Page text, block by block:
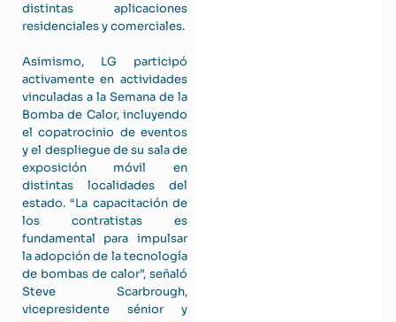
distintas aplicaciones
residenciales y comerciales.
Asimismo, LG participó
activamente en actividades
vinculadas a la Semana de la
Bomba de Calor, incluyendo
el copatrocinio de eventos
y el despliegue de su sala de
exposición móvil en
distintas localidades del
estado. “La capacitación de
los contratistas es
fundamental para impulsar
la adopción de la tecnología
de bombas de calor”, señaló
Steve Scarbrough,
vicepresidente sénior y